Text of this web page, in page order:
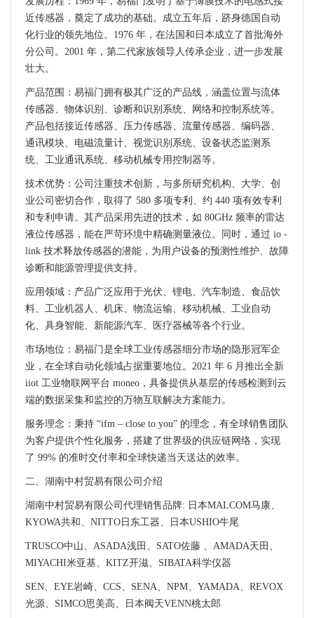
近传感器，奠定了成功的基础。成立五年后，跻身德国自动
化行业的领先地位。1976 年，在法国和日本成立了首批海外
分公司。2001 年，第二代家族领导人传承企业，进一步发展
壮大。
产品范围：易福门拥有极其广泛的产品线，涵盖位置与流体
传感器、物体识别、诊断和识别系统、网络和控制系统等。
产品包括接近传感器、压力传感器、流量传感器、编码器、
通讯模块、电磁流量计、视觉识别系统、设备状态监测系
统、工业通讯系统、移动机械专用控制器等。
技术优势：公司注重技术创新，与多所研究机构、大学、创
业公司密切合作，取得了 580 多项专利、约 440 项有效专利
和专利申请。其产品采用先进的技术，如 80GHz 频率的雷达
液位传感器，能在严苛环境中精确测量液位。同时，通过 io -
link 技术释放传感器的潜能，为用户设备的预测性维护、故障
诊断和能源管理提供支持。
应用领域：产品广泛应用于光伏、锂电、汽车制造、食品饮
料、工业机器人、机床、物流运输、移动机械、工业自动
化、具身智能、新能源汽车、医疗器械等各个行业。
市场地位：易福门是全球工业传感器细分市场的隐形冠军企
业，在全球自动化领域占据重要地位。2021 年 6 月推出全新
iiot 工业物联网平台 moneo，具备提供从基层的传感检测到云
端的数据采集和监控的万物互联解决方案能力。
服务理念：秉持 “ifm – close to you” 的理念，有全球销售团队
为客户提供个性化服务，搭建了世界级的供应链网络，实现
了 99% 的准时交付率和全球快递当天送达的效率。
二、湖南中村贸易有限公司介绍
湖南中村贸易有限公司代理销售品牌: 日本MALCOM马康、
KYOWA共和、NITTO日东工器、日本USHIO牛尾
TRUSCO中山、ASADA浅田、SATO佐藤 、AMADA天田、
MIYACHI米亚基、KITZ开滋、SIBATA科学仪器
SEN、EYE岩崎、CCS、SENA、NPM、YAMADA、REVOX
光源、SIMCO思美高、日本阀天VENN桃太郎